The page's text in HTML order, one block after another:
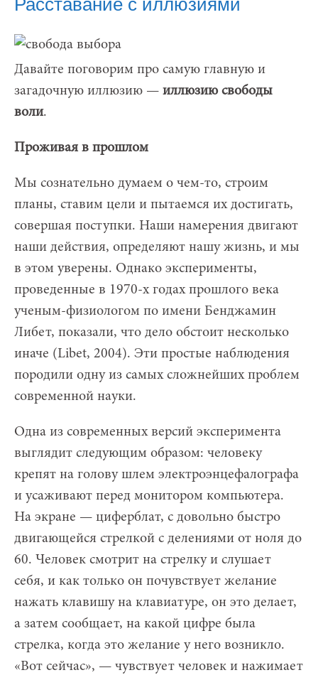
Расставание с иллюзиями
Давайте поговорим про самую главную и
загадочную иллюзию — иллюзию свободы
воли.
Проживая в прошлом
Мы сознательно думаем о чем-то, строим
планы, ставим цели и пытаемся их достигать,
совершая поступки. Наши намерения двигают
наши действия, определяют нашу жизнь, и мы
в этом уверены. Однако эксперименты,
проведенные в 1970-х годах прошлого века
ученым-физиологом по имени Бенджамин
Либет, показали, что дело обстоит несколько
иначе (Libet, 2004). Эти простые наблюдения
породили одну из самых сложнейших проблем
современной науки.
Одна из современных версий эксперимента
выглядит следующим образом: человеку
крепят на голову шлем электроэнцефалографа
и усаживают перед монитором компьютера.
На экране — циферблат, с довольно быстро
двигающейся стрелкой с делениями от ноля до
60. Человек смотрит на стрелку и слушает
себя, и как только он почувствует желание
нажать клавишу на клавиатуре, он это делает,
а затем сообщает, на какой цифре была
стрелка, когда это желание у него возникло.
«Вот сейчас», — чувствует человек и нажимает